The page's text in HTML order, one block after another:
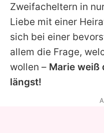
Zweifacheltern in
Liebe mit einer
sich bei einer
allem die Frage,
wollen – Marie weiß
längst!